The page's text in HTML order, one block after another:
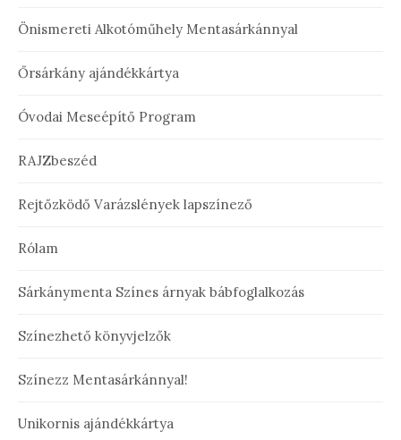
Önismereti Alkotóműhely Mentasárkánnyal
Őrsárkány ajándékkártya
Óvodai Meseépítő Program
RAJZbeszéd
Rejtőzködő Varázslények lapszínező
Rólam
Sárkánymenta Színes árnyak bábfoglalkozás
Színezhető könyvjelzők
Színezz Mentasárkánnyal!
Unikornis ajándékkártya